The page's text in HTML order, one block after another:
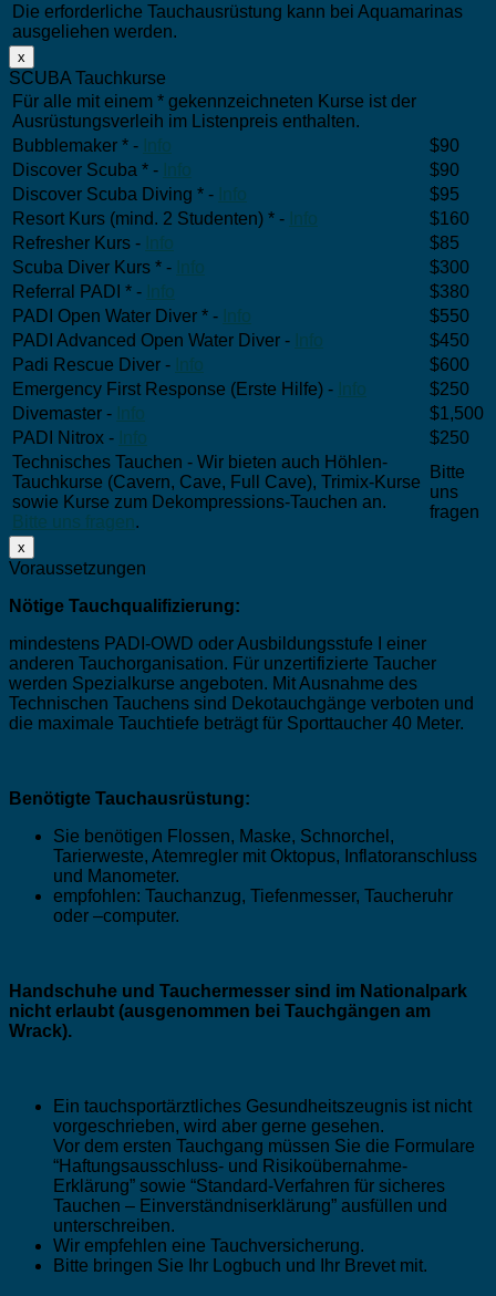
Die erforderliche Tauchausrüstung kann bei Aquamarinas
ausgeliehen werden.
x
SCUBA Tauchkurse
Für alle mit einem * gekennzeichneten Kurse ist der
Ausrüstungsverleih im Listenpreis enthalten.
Bubblemaker * - Info
$90
Discover Scuba * - Info
$90
Discover Scuba Diving * - Info
$95
Resort Kurs (mind. 2 Studenten) * - Info
$160
Refresher Kurs - Info
$85
Scuba Diver Kurs * - Info
$300
Referral PADI * - Info
$380
PADI Open Water Diver * - Info
$550
PADI Advanced Open Water Diver - Info
$450
Padi Rescue Diver - Info
$600
Emergency First Response (Erste Hilfe) - Info
$250
Divemaster - Info
$1,500
PADI Nitrox - Info
$250
Technisches Tauchen - Wir bieten auch Höhlen-
Tauchkurse (Cavern, Cave, Full Cave), Trimix-Kurse
sowie Kurse zum Dekompressions-Tauchen an.
Bitte uns fragen.
Bitte
uns
fragen
x
Voraussetzungen
Nötige Tauchqualifizierung:
mindestens PADI-OWD oder Ausbildungsstufe I einer
anderen Tauchorganisation. Für unzertifizierte Taucher
werden Spezialkurse angeboten. Mit Ausnahme des
Technischen Tauchens sind Dekotauchgänge verboten und
die maximale Tauchtiefe beträgt für Sporttaucher 40 Meter.
Benötigte Tauchausrüstung:
Sie benötigen Flossen, Maske, Schnorchel,
Tarierweste, Atemregler mit Oktopus, Inflatoranschluss
und Manometer.
empfohlen: Tauchanzug, Tiefenmesser, Taucheruhr
oder –computer.
Handschuhe und Tauchermesser sind im Nationalpark
nicht erlaubt (ausgenommen bei Tauchgängen am
Wrack).
Ein tauchsportärztliches Gesundheitszeugnis ist nicht
vorgeschrieben, wird aber gerne gesehen.
Vor dem ersten Tauchgang müssen Sie die Formulare
“Haftungsausschluss- und Risikoübernahme-
Erklärung” sowie “Standard-Verfahren für sicheres
Tauchen – Einverständniserklärung” ausfüllen und
unterschreiben.
Wir empfehlen eine Tauchversicherung.
Bitte bringen Sie Ihr Logbuch und Ihr Brevet mit.